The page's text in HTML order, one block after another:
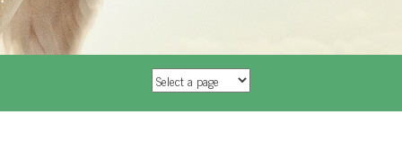
SKIP
TO
CONTENT